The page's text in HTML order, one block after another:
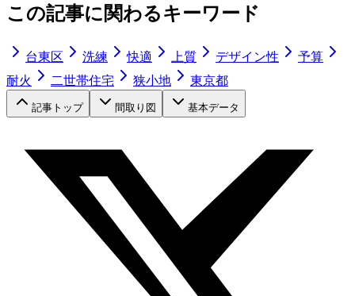
この記事に関わるキーワード
台東区 洗練 快適 上質 デザイン性
予算
耐火
二世帯住宅 狭小地 東京都
記事トップ 間取り図 基本データ